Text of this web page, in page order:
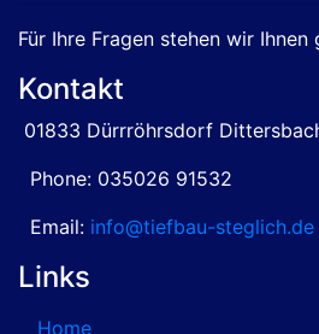
Für Ihre Fragen stehen wir
Kontakt
01833 Dürrröhrsdorf
Phone: 035026 91532
Email: info@tiefbau-steglich.de
Links
Home